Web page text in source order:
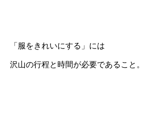
「服をきれいにする」には
沢山の行程と時間が必要であること。